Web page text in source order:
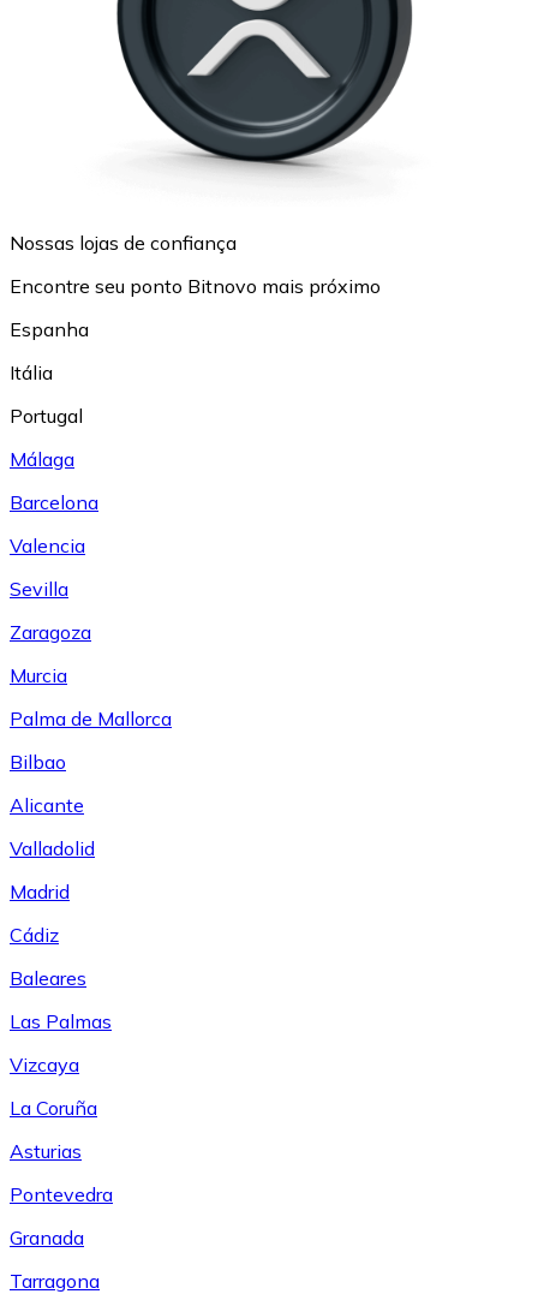
Nossas lojas de confiança
Encontre seu ponto Bitnovo mais próximo
Espanha
Itália
Portugal
Málaga
Barcelona
Valencia
Sevilla
Zaragoza
Murcia
Palma de Mallorca
Bilbao
Alicante
Valladolid
Madrid
Cádiz
Baleares
Las Palmas
Vizcaya
La Coruña
Asturias
Pontevedra
Granada
Tarragona